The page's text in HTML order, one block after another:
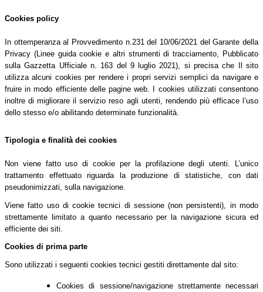
Cookies policy
In ottemperanza al Provvedimento n.231 del 10/06/2021 del Garante della
Privacy (Linee guida cookie e altri strumenti di tracciamento, Pubblicato
sulla Gazzetta Ufficiale n. 163 del 9 luglio 2021), si precisa che Il sito
utilizza alcuni cookies per rendere i propri servizi semplici da navigare e
fruire in modo efficiente delle pagine web. I cookies utilizzati consentono
inoltre di migliorare il servizio reso agli utenti, rendendo più efficace l’uso
dello stesso e/o abilitando determinate funzionalità.
Tipologia e finalità dei cookies
Non viene fatto uso di cookie per la profilazione degli utenti. L’unico
trattamento effettuato riguarda la produzione di statistiche, con dati
pseudonimizzati, sulla navigazione.
Viene fatto uso di cookie tecnici di sessione (non persistenti), in modo
strettamente limitato a quanto necessario per la navigazione sicura ed
efficiente dei siti.
Cookies di prima parte
Sono utilizzati i seguenti cookies tecnici gestiti direttamente dal sito:
Cookies di sessione/navigazione strettamente necessari